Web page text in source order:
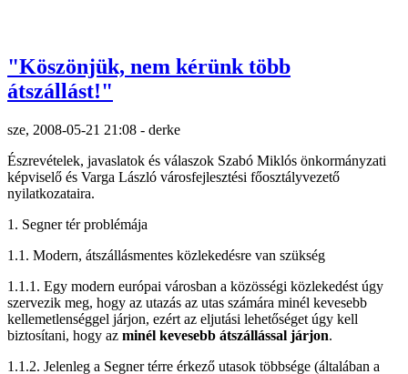
"Köszönjük, nem kérünk több
átszállást!"
sze, 2008-05-21 21:08 - derke
Észrevételek, javaslatok és válaszok Szabó Miklós önkormányzati
képviselő és Varga László városfejlesztési főosztályvezető
nyilatkozataira.
1. Segner tér problémája
1.1. Modern, átszállásmentes közlekedésre van szükség
1.1.1. Egy modern európai városban a közösségi közlekedést úgy
szervezik meg, hogy az utazás az utas számára minél kevesebb
kellemetlenséggel járjon, ezért az eljutási lehetőséget úgy kell
biztosítani, hogy az minél kevesebb átszállással járjon.
1.1.2. Jelenleg a Segner térre érkező utasok többsége (általában a